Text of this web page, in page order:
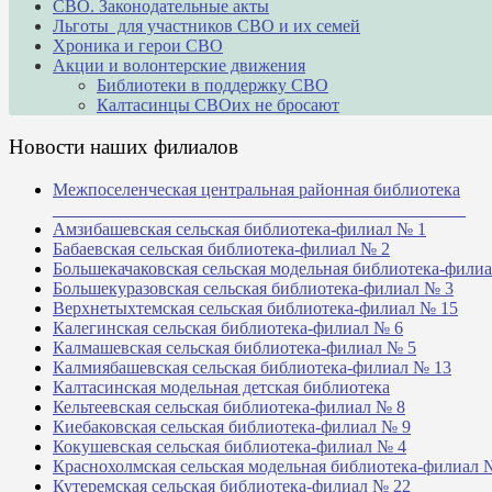
СВО. Законодательные акты
Льготы для участников СВО и их семей
Хроника и герои СВО
Акции и волонтерские движения
Библиотеки в поддержку СВО
Калтасинцы СВОих не бросают
Новости наших филиалов
Межпоселенческая центральная районная библиотека
Амзибашевская сельская библиотека-филиал № 1
Бабаевская сельская библиотека-филиал № 2
Большекачаковская сельская модельная библиотека-
Большекуразовская сельская библиотека-филиал № 3
Верхнетыхтемская сельская библиотека-филиал № 15
Калегинская сельская библиотека-филиал № 6
Калмашевская сельская библиотека-филиал № 5
Калмиябашевская сельская библиотека-филиал № 13
Калтасинская модельная детская библиотека
Кельтеевская сельская библиотека-филиал № 8
Киебаковская сельская библиотека-филиал № 9
Кокушевская сельская библиотека-филиал № 4
Краснохолмская сельская модельная библиотека-филиал
Кутеремская сельская библиотека-филиал № 22